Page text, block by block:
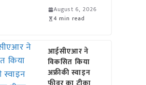
August 6, 2026
4 min read
आईसीएआर ने
विकसित किया
अफ्रीकी स्वाइन